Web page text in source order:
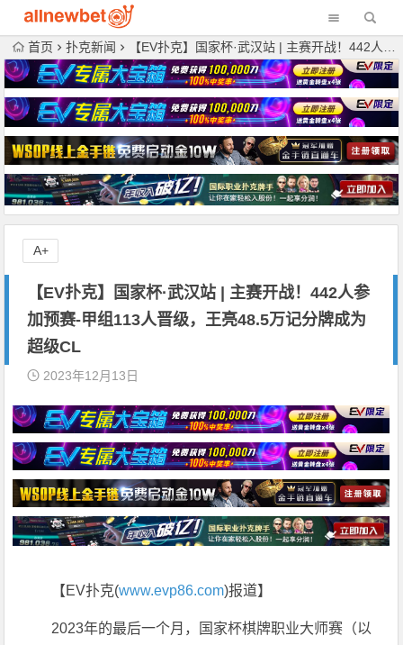
首页 扑克新闻 【EV扑克】国家杯·武汉站 | 主赛开战！442人参加预赛-甲组113人晋级，王亮48.5万记分牌成为超级CL
【EV扑克】国家杯·武汉站 | 主赛开战！442人参
加预赛-甲组113人晋级，王亮48.5万记分牌成为
超级CL
2023年12月13日
【EV扑克(www.evp86.com)报道】
2023年的最后一个月，国家杯棋牌职业大师赛（以
A+